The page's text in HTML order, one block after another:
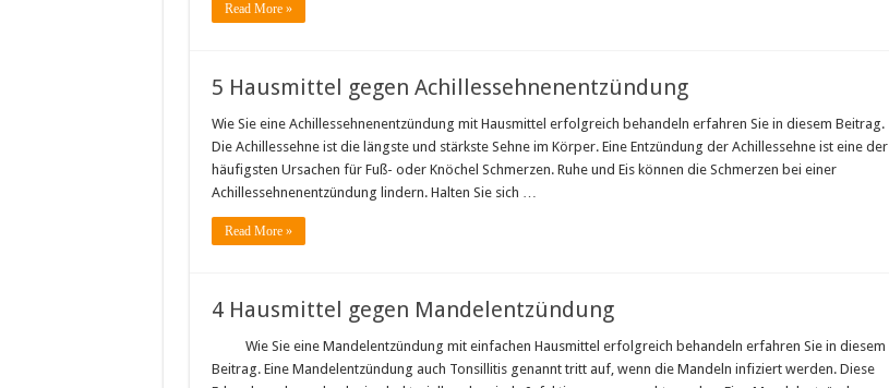
Read More »
5 Hausmittel gegen Achillessehnenentzündung
Wie Sie eine Achillessehnenentzündung mit Hausmittel erfolgreich behandeln erfahren Sie in diesem Beitrag.
Die Achillessehne ist die längste und stärkste Sehne im Körper. Eine Entzündung der Achillessehne ist eine der
häufigsten Ursachen für Fuß- oder Knöchel Schmerzen. Ruhe und Eis können die Schmerzen bei einer
Achillessehnenentzündung lindern. Halten Sie sich …
Read More »
4 Hausmittel gegen Mandelentzündung
Wie Sie eine Mandelentzündung mit einfachen Hausmittel erfolgreich behandeln erfahren Sie in diesem
Beitrag. Eine Mandelentzündung auch Tonsillitis genannt tritt auf, wenn die Mandeln infiziert werden. Diese